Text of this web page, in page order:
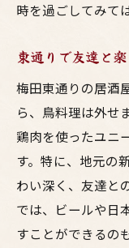
時を過ごしてみて
東通りで友達と
梅田東通りの居酒
ら、鳥料理は外せ
鶏肉を使ったユニ
す。特に、地元の
わい深く、友達と
では、ビールや日
すことができるの